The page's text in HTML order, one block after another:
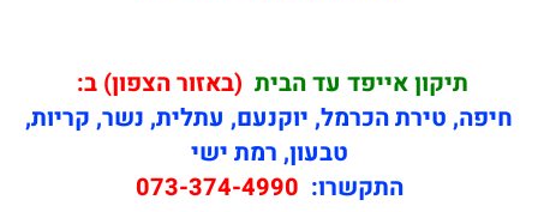
תיקוןאייפד עד הבית (באזור הצפון) ב:
חיפה, טירת הכרמל, יוקנעם, עתלית, נשר, קריות,
טבעון, רמת ישי
התקשרו: 073-374-4990